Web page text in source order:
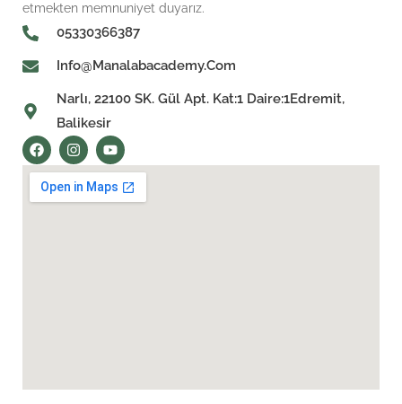
etmekten memnuniyet duyarız.
05330366387
Info@manalabacademy.com
Narlı, 22100 SK. Gül Apt. Kat:1 Daire:1Edremit,
Balikesir